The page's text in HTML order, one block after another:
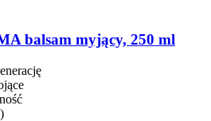
balsam myjący, 250 ml